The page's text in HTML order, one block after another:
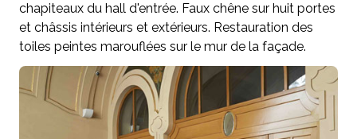
chapiteaux du hall d'entrée. Faux chêne sur huit portes
et châssis intérieurs et extérieurs. Restauration des
toiles peintes marouflées sur le mur de la façade.